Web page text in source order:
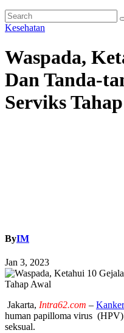
Kesehatan
Waspada,
Dan Tanda-
Serviks
ByIM
Jan 3, 2023
Jakarta, Intra62.com – Kanker
human papilloma virus (HPV)
seksual.